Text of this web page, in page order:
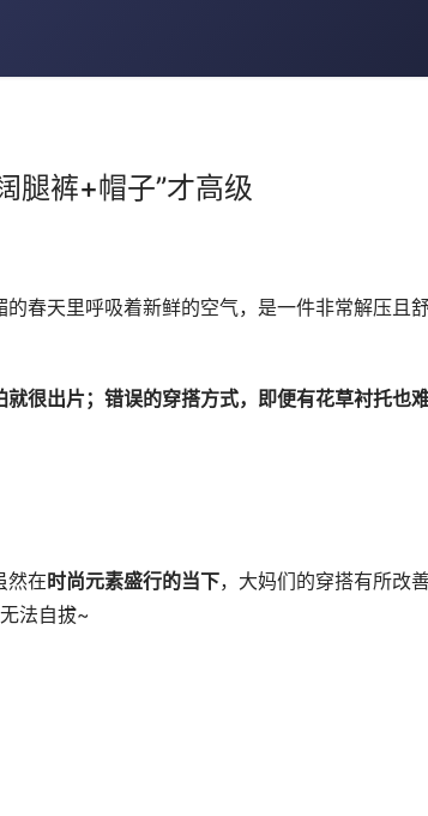
腿裤+帽子”才高级
春天里呼吸着新鲜的空气，是一件非常解压且
很出片；错误的穿搭方式，即便有花草衬托也
然在时尚元素盛行的当下，大妈们的穿搭有所改
法自拔~